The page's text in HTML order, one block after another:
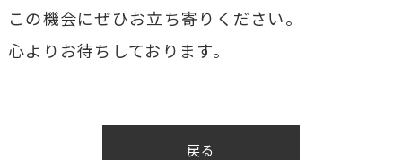
この機会にぜひお立ち寄りください。
心よりお待ちしております。
戻る